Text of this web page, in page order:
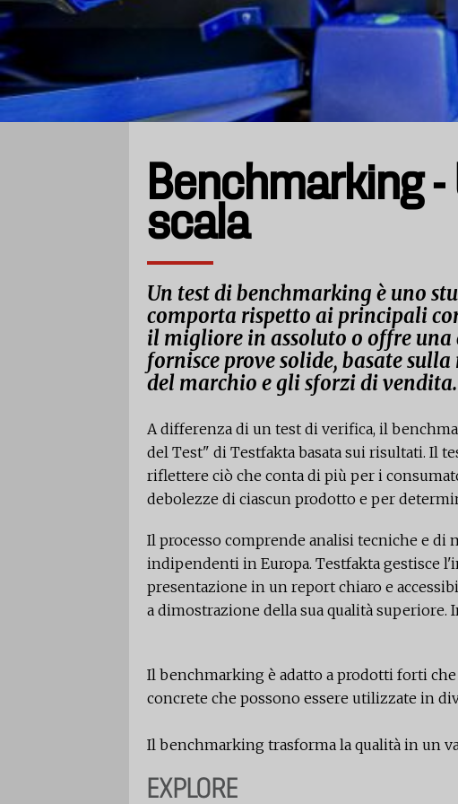
Benchmarking
scala
Un test di benchmarking è uno
comporta rispetto ai principali
il migliore in assoluto o offre una
fornisce prove solide, basate
del marchio e gli sforzi di vendita.​
A differenza di un test di verifica, il
del Test" di Testfakta basata sui risultati. Il
riflettere ciò che conta di più per i
debolezze di ciascun prodotto e per
Il processo comprende analisi tecniche e di
indipendenti in Europa. Testfakta gestisce
presentazione in un report chiaro e
a dimostrazione della sua qualità
Il benchmarking è adatto a prodotti forti
concrete che possono essere utilizzate in
Il benchmarking trasforma la qualità in un
EXPLORE